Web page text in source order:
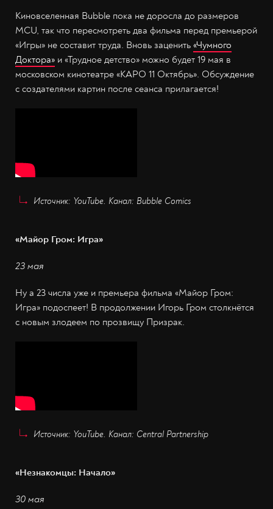
Киновселенная Bubble пока не доросла до размеров
MCU, так что пересмотреть два фильма перед премьерой
«Игры» не составит труда. Вновь заценить «Чумного
Доктора» и «Трудное детство» можно будет 19 мая в
московском кинотеатре «КАРО 11 Октябрь». Обсуждение
с создателями картин после сеанса прилагается!
Источник: YouTube. Канал: Bubble Comics
«Майор Гром: Игра»
23 мая
Ну а 23 числа уже и премьера фильма «Майор Гром:
Игра» подоспеет! В продолжении Игорь Гром столкнётся
с новым злодеем по прозвищу Призрак.
Источник: YouTube. Канал: Central Partnership
«Незнакомцы: Начало»
30 мая